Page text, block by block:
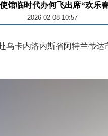
馆临时代办何飞出席“欢乐
2026-02-08 10:57
卡内洛内斯省阿特兰蒂